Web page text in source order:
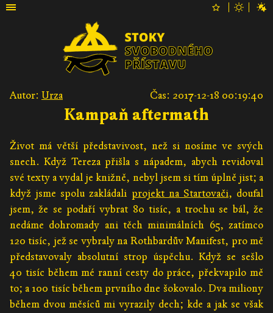
Autor: Urza Čas: 2017-12-18 00:19:40
Kampaň aftermath
Život má větší představivost, než si nosíme ve svých
snech. Když Tereza přišla s nápadem, abych revidoval
své texty a vydal je knižně, nebyl jsem si tím úplně jist; a
když jsme spolu zakládali projekt na Startovači, doufal
jsem, že se podaří vybrat 80 tisíc, a trochu se bál, že
nedáme dohromady ani těch minimálních 65, zatímco
120 tisíc, jež se vybraly na Rothbardův Manifest, pro mě
představovaly absolutní strop úspěchu. Když se sešlo
40 tisíc během mé ranní cesty do práce, překvapilo mě
to; a 100 tisíc během prvního dne šokovalo. Dva miliony
během dvou měsíců mi vyrazily dech; kde a jak se však